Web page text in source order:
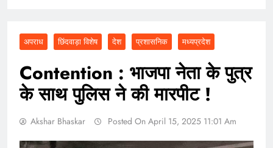
अपराध छिंदवाड़ा विशेष देश प्रशासनिक मध्यप्रदेश
Contention : भाजपा नेता के पुत्र
के साथ पुलिस ने की मारपीट !
Akshar Bhaskar Posted On April 15, 2025 11:01 Am